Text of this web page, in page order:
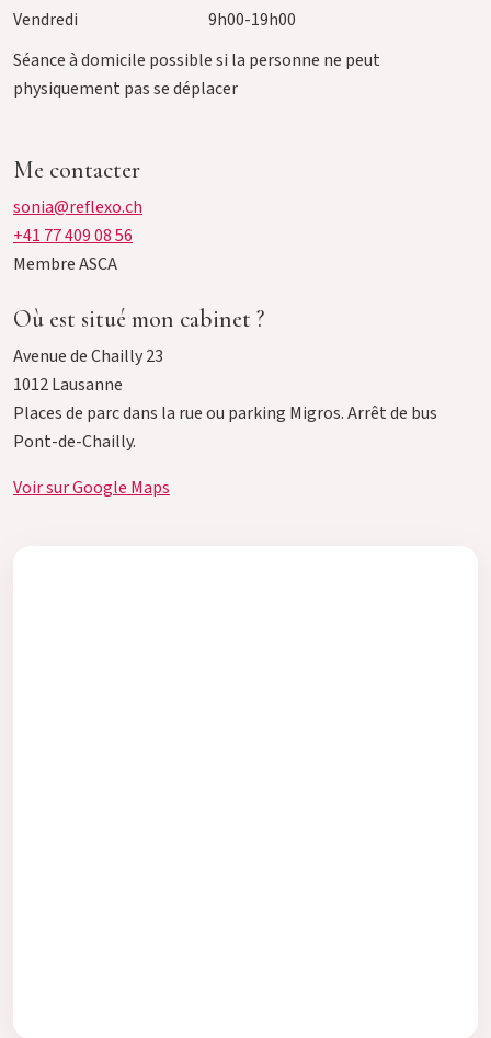
Horaires d'ouverture sur rendez-vous
Vendredi
9h00-19h00
Séance à domicile possible si la personne ne peut
physiquement pas se déplacer
Me contacter
sonia@reflexo.ch
+41 77 409 08 56
Membre ASCA
Où est situé mon cabinet ?
Avenue de Chailly 23
1012 Lausanne
Places de parc dans la rue ou parking Migros. Arrêt de bus
Pont-de-Chailly.
Voir sur Google Maps